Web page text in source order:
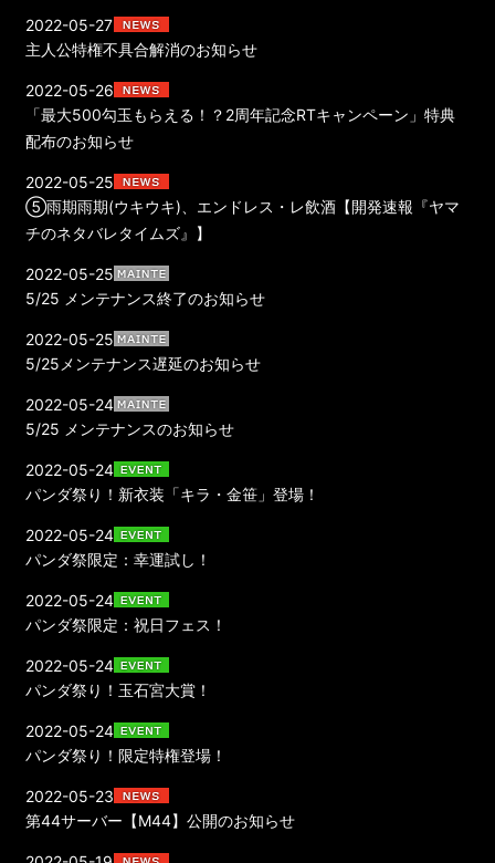
主人公特権不具合解消のお知らせ
2022-05-27
「最大500勾玉もらえる！？2周年記念RTキャンペーン」特典
配布のお知らせ
2022-05-26
⑤雨期雨期(ウキウキ)、エンドレス・レ飲酒【開発速報『ヤマ
チのネタバレタイムズ』】
2022-05-25
5/25 メンテナンス終了のお知らせ
2022-05-25
5/25メンテナンス遅延のお知らせ
2022-05-25
5/25 メンテナンスのお知らせ
2022-05-24
パンダ祭り！新衣装「キラ・金笹」登場！
2022-05-24
パンダ祭限定：幸運試し！
2022-05-24
パンダ祭限定：祝日フェス！
2022-05-24
パンダ祭り！玉石宮大賞！
2022-05-24
パンダ祭り！限定特権登場！
2022-05-24
第44サーバー【M44】公開のお知らせ
2022-05-23